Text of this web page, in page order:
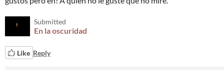
Submitted
En la oscuridad
Like Reply